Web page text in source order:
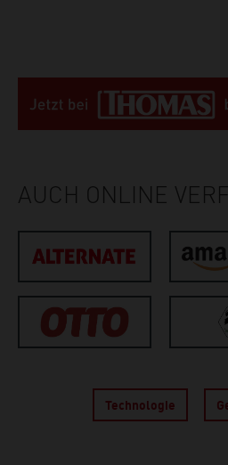
AUCH ONLINE
Technologie